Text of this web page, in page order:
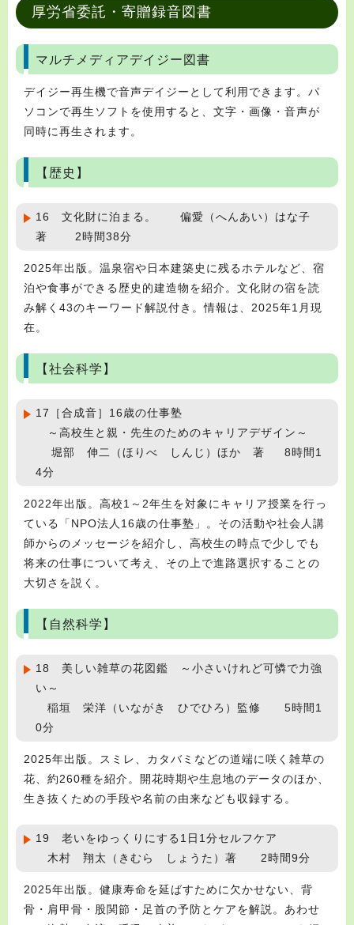
厚労省委託・寄贈録音図書
マルチメディアデイジー図書
デイジー再生機で音声デイジーとして利用できます。パ
ソコンで再生ソフトを使用すると、文字・画像・音声が
同時に再生されます。
【歴史】
16 文化財に泊まる。 偏愛（へんあい）はな子
著 2時間38分
2025年出版。温泉宿や日本建築史に残るホテルなど、宿
泊や食事ができる歴史的建造物を紹介。文化財の宿を読
み解く43のキーワード解説付き。情報は、2025年1月現
在。
【社会科学】
17［合成音］16歳の仕事塾
～高校生と親・先生のためのキャリアデザイン～
堀部 伸二（ほりべ しんじ）ほか 著 8時間1
4分
2022年出版。高校1～2年生を対象にキャリア授業を行っ
ている「NPO法人16歳の仕事塾」。その活動や社会人講
師からのメッセージを紹介し、高校生の時点で少しでも
将来の仕事について考え、その上で進路選択することの
大切さを説く。
【自然科学】
18 美しい雑草の花図鑑 ～小さいけれど可憐で力強
い～
稲垣 栄洋（いながき ひでひろ）監修 5時間1
0分
2025年出版。スミレ、カタバミなどの道端に咲く雑草の
花、約260種を紹介。開花時期や生息地のデータのほか、
生き抜くための手段や名前の由来なども収録する。
19 老いをゆっくりにする1日1分セルフケア
木村 翔太（きむら しょうた）著 2時間9分
2025年出版。健康寿命を延ばすために欠かせない、背
骨・肩甲骨・股関節・足首の予防とケアを解説。あわせ